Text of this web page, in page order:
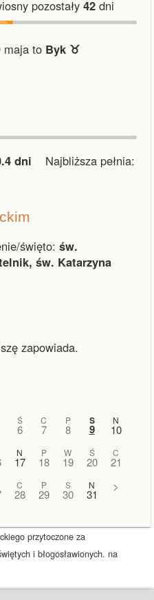
pozostały 42 dni
maja to Byk ♉︎
dni Najbliższa pełnia:
święto: św.
św. Katarzyna
zapowiada.
Ś
6
C
7
P
8
S
9
N
10
N
17
P
18
W
19
Ś
20
C
21
C
28
P
29
S
30
N
31
>
przytoczone za
i błogosławionych. na